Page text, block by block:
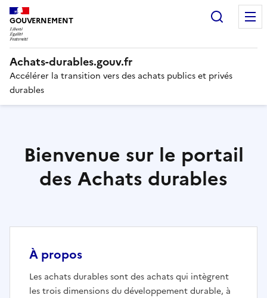
GOUVERNEMENT
Liberté,
Égalité,
Fraternité
Achats-durables.gouv.fr
Accélérer la transition vers des achats publics et privés
durables
Bienvenue sur le portail
des Achats durables
À propos
Les achats durables sont des achats qui intègrent
les trois dimensions du développement durable, à